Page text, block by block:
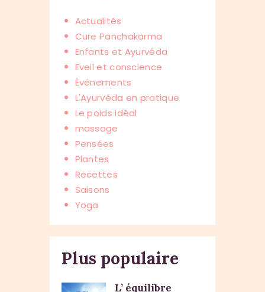
Actualités
Cure Panchakarma
Enfants et Ayurvéda
Eveil et conscience
Événements
L'Ayurvéda en pratique
Le poids idéal
massage
Pensées
Plantes
Recettes
Saisons
Yoga
Plus populaire
L’ équilibre